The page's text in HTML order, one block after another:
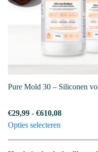
kan
gekozen
worden
op
Pure Mold 30 – Siliconen
€29,99 - €610,08Prijsklasse:
Opties selecteren